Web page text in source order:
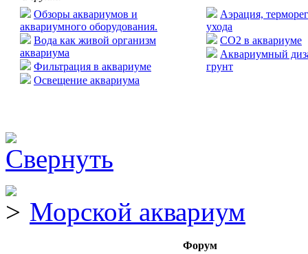
Обзоры аквариумов и
аквариумного оборудования.
Вода как живой организм
аквариума
Фильтрация в аквариуме
Освещение аквариума
Аэрация,
ухода
CO2 в аквариуме
Аквариумный
грунт
Морской аквариум
Форум